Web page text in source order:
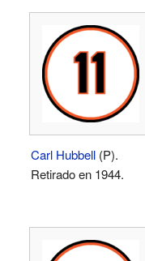
Carl Hubbell (P).
Retirado en 1944.